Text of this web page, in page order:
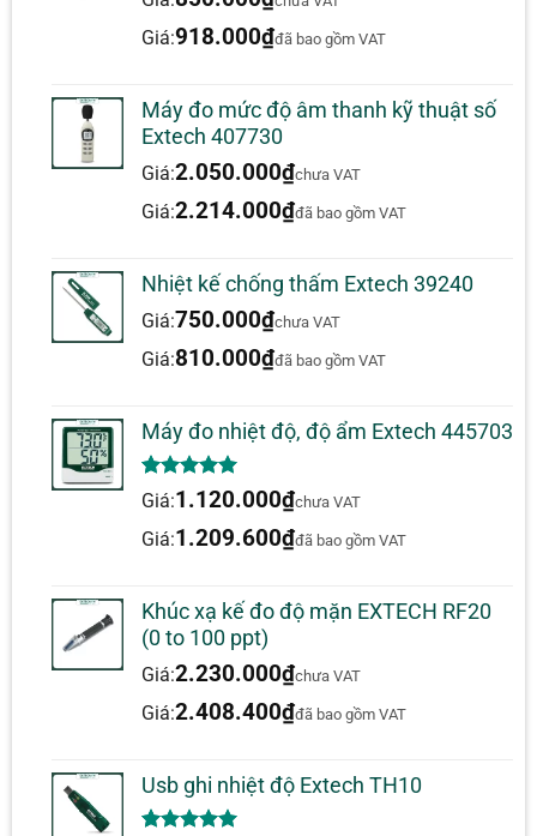
Có cái gì trong hộp vậy:
Nhiệt kế
Mục đích chung Loại đầu dò hạt K
Pin 9V
Hướng dẫn sử dụng
THÔNG SỐ KỸ
THUẬT
PHẠM VI
Nhiệt độ
IR: -58 đến 1112 ° F (-50 đến 600 ° C)
F (-20 đến 70 ° C)
Loại K: -58 đến 1832 ° F (-50 đến 1000
° C)
Độ chính xác cơ
± 2% số đọc hoặc ± 4 ° F / 2 ° C
Độ phân giải tối
0,1 ° F / ° C
Khoảng cách đến
12: 1
Kích thước
6.0×4.7×1.7 “(153x120x42)
Cân nặng
5.1oz (145g) không cần pin
Giá:918.000₫đã bao gồm VAT
Máy đo mức độ âm thanh kỹ thuật số
Extech 407730
Giá:2.050.000₫chưa VAT
Giá:2.214.000₫đã bao gồm VAT
Nhiệt kế chống thấm Extech 39240
Giá:750.000₫chưa VAT
Giá:810.000₫đã bao gồm VAT
Máy đo nhiệt độ, độ ẩm Extech 445703
5.00trên 5
dựa trên
1
đánh giá
Giá:1.120.000₫chưa VAT
Giá:1.209.600₫đã bao gồm VAT
Khúc xạ kế đo độ mặn EXTECH RF20
(0 to 100 ppt)
Giá:2.230.000₫chưa VAT
Giá:2.408.400₫đã bao gồm VAT
Usb ghi nhiệt độ Extech TH10